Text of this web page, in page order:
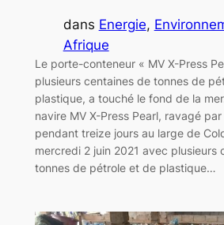
dans Energie,
Afrique
Le porte-conteneur « MV X-Press
plusieurs centaines de tonnes de
plastique, a touché le fond de la
navire MV X-Press Pearl, ravagé
pendant treize jours au large de
mercredi 2 juin 2021 avec plusieurs
tonnes de pétrole et de plastique…